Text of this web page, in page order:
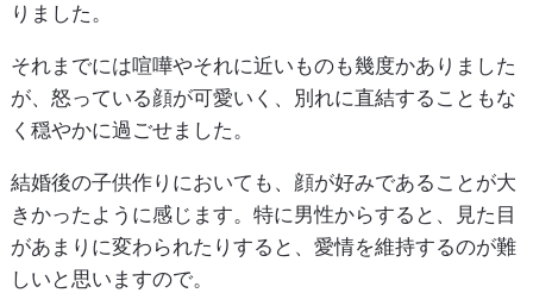
りました。
それまでには喧嘩やそれに近いものも幾度かありました
が、怒っている顔が可愛いく、別れに直結することもな
く穏やかに過ごせました。
結婚後の子供作りにおいても、顔が好みであることが大
きかったように感じます。特に男性からすると、見た目
があまりに変わられたりすると、愛情を維持するのが難
しいと思いますので。